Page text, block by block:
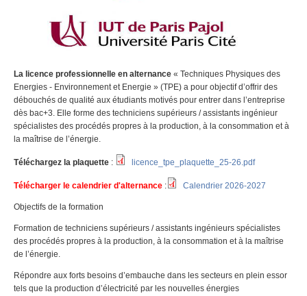
La licence professionnelle en alternance « Techniques Physiques des
Energies - Environnement et Energie » (TPE) a pour objectif d’offrir des
débouchés de qualité aux étudiants motivés pour entrer dans l’entreprise
dès bac+3. Elle forme des techniciens supérieurs / assistants ingénieur
spécialistes des procédés propres à la production, à la consommation et à
la maîtrise de l’énergie.
Téléchargez la plaquette : licence_tpe_plaquette_25-26.pdf
Télécharger le calendrier d'alternance : Calendrier 2026-2027
Objectifs de la formation
Formation de techniciens supérieurs / assistants ingénieurs spécialistes
des procédés propres à la production, à la consommation et à la maîtrise
de l’énergie.
Répondre aux forts besoins d’embauche dans les secteurs en plein essor
tels que la production d’électricité par les nouvelles énergies